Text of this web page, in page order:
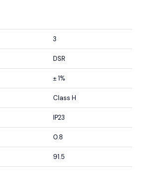
3
DSR
± 1%
Class H
IP23
0.8
91.5